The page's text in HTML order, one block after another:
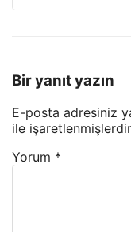
Bir yanıt yazın
E-posta adresiniz
ile işaretlenmişlerdir
Yorum *